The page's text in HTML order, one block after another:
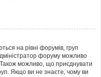
на рівні форумів, груп
форуму можливо
можливо, що приєднувати
Якщо ви не знаєте, чому ви